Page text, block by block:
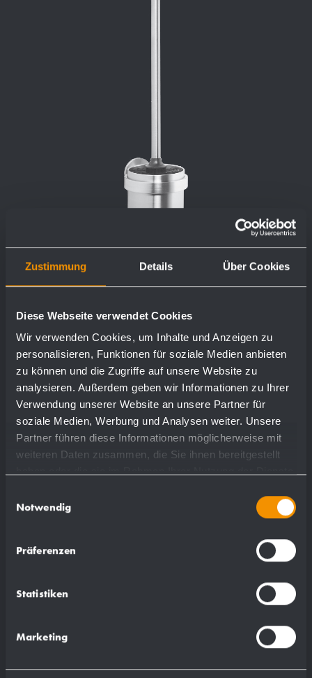
Zustimmung Details Über Cookies
Diese Webseite verwendet Cookies
Wir verwenden Cookies, um Inhalte und Anzeigen zu
personalisieren, Funktionen für soziale Medien anbieten
zu können und die Zugriffe auf unsere Website zu
analysieren. Außerdem geben wir Informationen zu Ihrer
Verwendung unserer Website an unsere Partner für
soziale Medien, Werbung und Analysen weiter. Unsere
Partner führen diese Informationen möglicherweise mit
weiteren Daten zusammen, die Sie ihnen bereitgestellt
Notwendig
Präferenzen
Statistiken
Marketing
97 x 391 x 129 mm
plus de détails